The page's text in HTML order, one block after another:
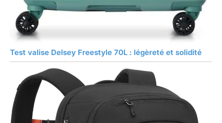
Test valise Delsey Freestyle 70L : légèreté et solidité